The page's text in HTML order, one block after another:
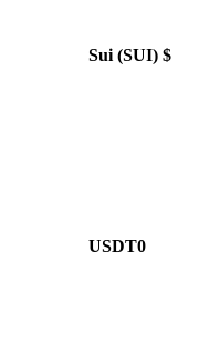
Sui (SUI) $
USDT0